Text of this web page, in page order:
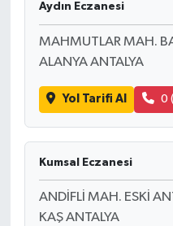
Aydın Eczanesi
MAHMUTLAR MAH.
ALANYA ANTALYA
Yol Tarifi Al 0
Kumsal Eczanesi
ANDİFLİ MAH. ESKİ
KAŞ ANTALYA